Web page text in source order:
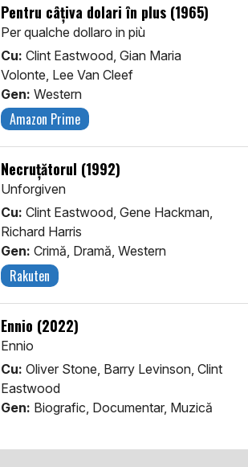
Pentru câțiva dolari în plus (1965)
Per qualche dollaro in più
Cu: Clint Eastwood, Gian Maria
Volonte, Lee Van Cleef
Gen: Western
Amazon Prime
Necruțătorul (1992)
Unforgiven
Cu: Clint Eastwood, Gene Hackman,
Richard Harris
Gen: Crimă, Dramă, Western
Rakuten
Ennio (2022)
Ennio
Cu: Oliver Stone, Barry Levinson, Clint
Eastwood
Gen: Biografic, Documentar, Muzică